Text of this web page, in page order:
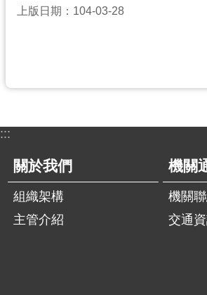
上版日期：104-03-28
:::
關於我們
組織架構
主管介紹
機關
機關
交通